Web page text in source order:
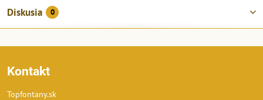
Diskusia 0
Kontakt
Topfontany.sk